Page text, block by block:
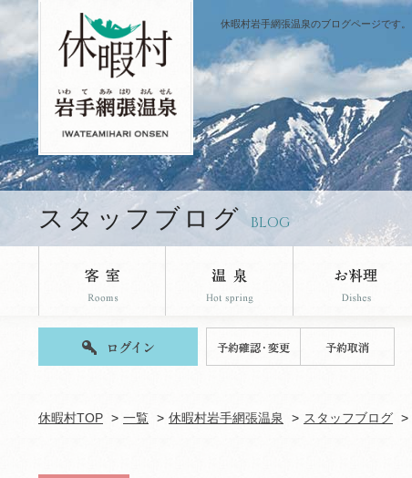
休暇村岩手網張温泉のブログページです。
スタッフブログ BLOG
休暇村TOP 一覧 休暇村岩手網張温泉 スタッフブログ